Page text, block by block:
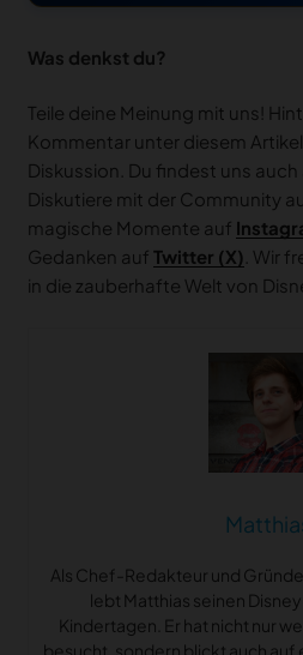
Was denkst du?
Teile deine Meinung mit uns!
Kommentar unter diesem
Diskussion. Du findest uns auch
Diskutiere mit der Community
magische Momente auf
Gedanken auf Twitter (X) . Wir
in die zauberhafte Welt von
Als Chef-Redakteur und
lebt Matthias seinen
Kindertagen. Er hat nicht nur
besucht, sondern blickt auch auf